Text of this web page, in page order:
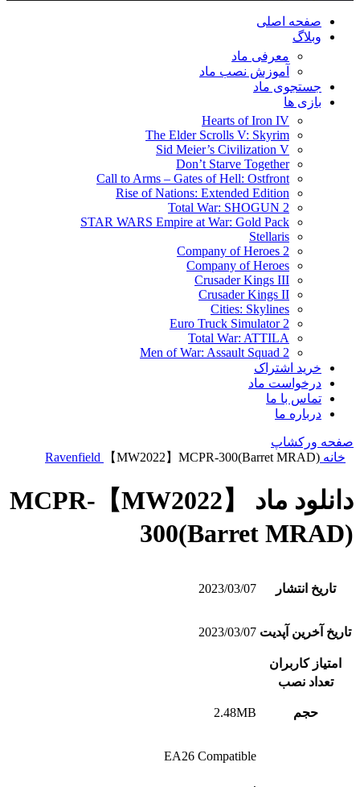
صفحه اصلی
وبلاگ
معرفی ماد
آموزش نصب ماد
جستجوی ماد
بازی ها
Hearts of Iron IV
The Elder Scrolls V: Skyrim
Sid Meier’s Civilization V
Don’t Starve Together
Call to Arms – Gates of Hell: Ostfront
Rise of Nations: Extended Edition
Total War: SHOGUN 2
STAR WARS Empire at War: Gold Pack
Stellaris
Company of Heroes 2
Company of Heroes
Crusader Kings III
Crusader Kings II
Cities: Skylines
Euro Truck Simulator 2
Total War: ATTILA
Men of War: Assault Squad 2
خرید اشتراک
درخواست ماد
تماس با ما
درباره ما
صفحه ورکشاپ
خانه
Ravenfield 【MW2022】MCPR-300(Barret MRAD)
دانلود ماد 【MW2022】MCPR-
300(Barret MRAD)
تاریخ انتشار 2023/03/07
تاریخ آخرین آپدیت 2023/03/07
امتیاز کاربران
تعداد نصب
حجم 2.48MB
EA26 Compatible
,